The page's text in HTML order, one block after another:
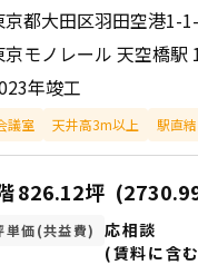
京都大田区羽田空港1-
京モノレール 天空橋駅
年竣工
議室 天井高3m以上 駅直結
826.12坪
単価(共益費)
応相談
(賃料に含